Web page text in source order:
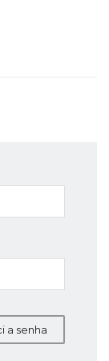
a senha